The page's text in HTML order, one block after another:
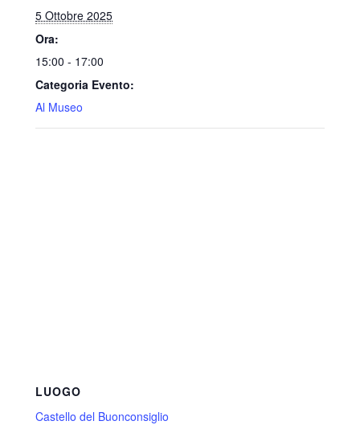
5 Ottobre 2025
Ora:
15:00 - 17:00
Categoria Evento:
Al Museo
LUOGO
Castello del Buonconsiglio